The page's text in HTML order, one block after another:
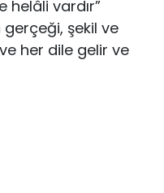
helâli vardır”
şekil ve
her dile gelir ve